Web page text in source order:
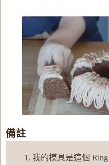
備註
我的模具是這個